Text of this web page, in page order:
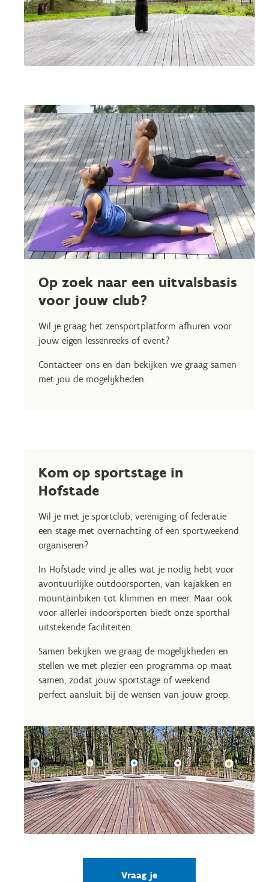
Op zoek naar een uitvalsbasis
voor jouw club?
Wil je graag het zensportplatform afhuren voor
jouw eigen lessenreeks of event?
Contacteer ons en dan bekijken we graag samen
met jou de mogelijkheden.
Kom op sportstage in
Hofstade
Wil je met je sportclub, vereniging of federatie
een stage met overnachting of een sportweekend
organiseren?
In Hofstade vind je alles wat je nodig hebt voor
avontuurlijke outdoorsporten, van kajakken en
mountainbiken tot klimmen en meer. Maar ook
voor allerlei indoorsporten biedt onze sporthal
uitstekende faciliteiten.
Samen bekijken we graag de mogelijkheden en
stellen we met plezier een programma op maat
samen, zodat jouw sportstage of weekend
perfect aansluit bij de wensen van jouw groep.
Vraag je